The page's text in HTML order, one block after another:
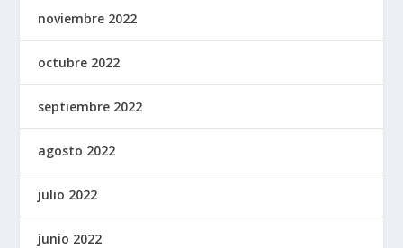
noviembre 2022
octubre 2022
septiembre 2022
agosto 2022
julio 2022
junio 2022